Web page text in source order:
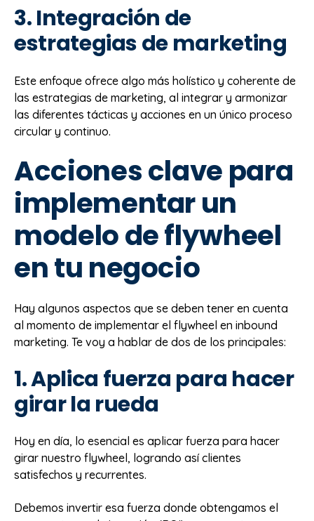
3. Integración de
estrategias de marketing
Este enfoque ofrece algo más holístico y coherente de
las estrategias de marketing, al integrar y armonizar
las diferentes tácticas y acciones en un único proceso
circular y continuo.
Acciones clave para
implementar un
modelo de flywheel
en tu negocio
Hay algunos aspectos que se deben tener en cuenta
al momento de implementar el flywheel en inbound
marketing. Te voy a hablar de dos de los principales:
1. Aplica fuerza para hacer
girar la rueda
Hoy en día, lo esencial es aplicar fuerza para hacer
girar nuestro flywheel, logrando así clientes
satisfechos y recurrentes.
Debemos invertir esa fuerza donde obtengamos el